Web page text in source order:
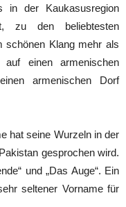
in der Kaukasusregion
zu den beliebtesten
schönen Klang mehr als
einen armenischen
armenischen Dorf
hat seine Wurzeln in der
gesprochen wird.
und „Das Auge“. Ein
seltener Vorname für